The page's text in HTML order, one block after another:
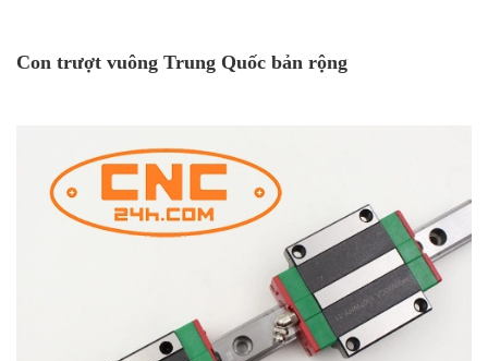
Con trượt vuông Trung Quốc bản rộng